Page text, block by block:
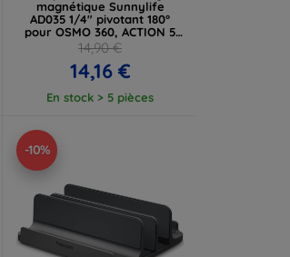
magnétique Sunnylife
AD035 1/4" pivotant 180°
pour OSMO 360, ACTION 5
PRO, OSMO ACTION 4/3/2
14,90 €
14,16 €
En stock > 5 pièces
-10%